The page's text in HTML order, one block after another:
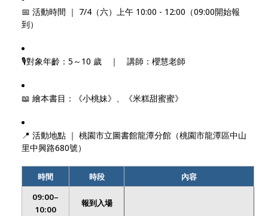
📅 活動時間 ｜ 7/4（六）上午 10:00 - 12:00（09:00開始報
到）
🎙️對象年齡：5～10 歲 ｜ 講師：櫻慧老師
📖 繪本書目：《小桃妹》、《米糕甜蜜蜜》
📍 活動地點 ｜ 桃園市立圖書館龍潭分館（桃園市龍潭區中山
里中興路680號）
時間 時段
內容
09:00–
10:00
報到入場